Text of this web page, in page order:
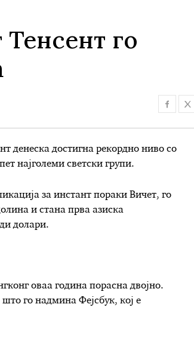
го
денеска достигна рекордно ниво со
најголеми светски групи.
за инстант пораки Вичет, го
и стана прва азиска
долари.
оваа година порасна двојно.
го надмина Фејсбук, кој е